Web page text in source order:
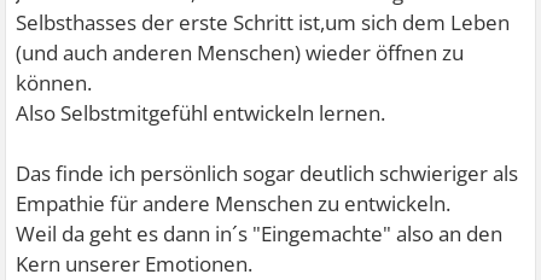
Selbsthasses der erste Schritt ist,um sich dem Leben
(und auch anderen Menschen) wieder öffnen zu
können.
Also Selbstmitgefühl entwickeln lernen.
Das finde ich persönlich sogar deutlich schwieriger als
Empathie für andere Menschen zu entwickeln.
Weil da geht es dann in´s "Eingemachte" also an den
Kern unserer Emotionen.